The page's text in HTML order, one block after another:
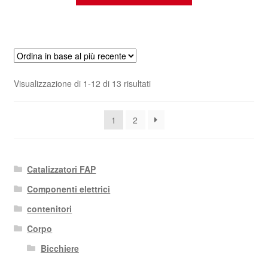
Visualizzazione di 1-12 di 13 risultatiOrdina
al
1 2
Catalizzatori FAP
Componenti elettrici
contenitori
Corpo
Bicchiere